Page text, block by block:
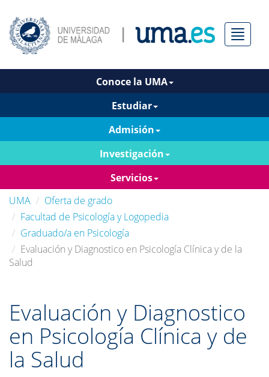
Menú
Conoce la UMA
Estudiar
Admisión
Investigación
Servicios
UMA
Oferta de grado
Facultad de Psicología y Logopedia
Graduado/a en Psicología
Evaluación y Diagnostico en Psicología Clínica y de la
Salud
Evaluación y Diagnostico
en Psicología Clínica y de
la Salud